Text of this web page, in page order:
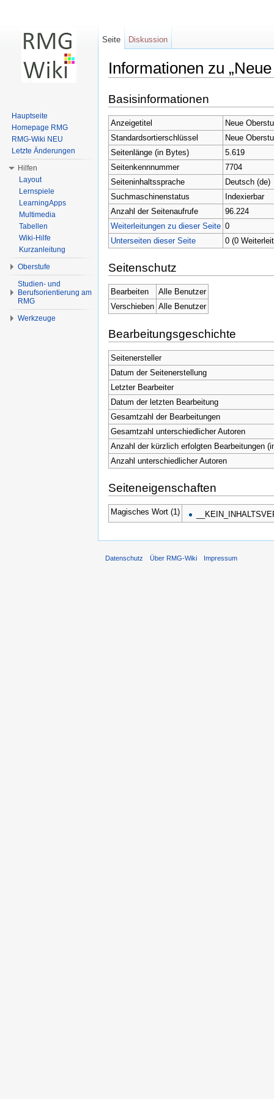
Informationen zu
Basisinformationen
Anzeigetitel
Neue
Standardsortierschlüssel
Neue
Seitenlänge (in Bytes)
5.619
Seitenkennnummer
7704
Seiteninhaltssprache
Deutsch (de)
Suchmaschinenstatus
Indexierbar
Anzahl der Seitenaufrufe
96.224
Weiterleitungen zu dieser Seite 0
Unterseiten dieser Seite
0 (0
Seitenschutz
Bearbeiten
Alle Benutzer
Verschieben Alle Benutzer
Bearbeitungsgeschichte
Seitenersteller
Datum der Seitenerstellung
Letzter Bearbeiter
Datum der letzten Bearbeitung
Gesamtzahl der Bearbeitungen
Gesamtzahl unterschiedlicher Autoren
Anzahl der kürzlich erfolgten Bearbeitungen
Anzahl unterschiedlicher Autoren
Seiteneigenschaften
Magisches Wort (1)
Seite Diskussion
Hauptseite
Homepage RMG
RMG-Wiki NEU
Letzte Änderungen
Hilfen
Layout
Lernspiele
LearningApps
Multimedia
Tabellen
Wiki-Hilfe
Kurzanleitung
Oberstufe
Studien- und
Berufsorientierung am
RMG
Werkzeuge
Datenschutz Über RMG-Wiki Impressum